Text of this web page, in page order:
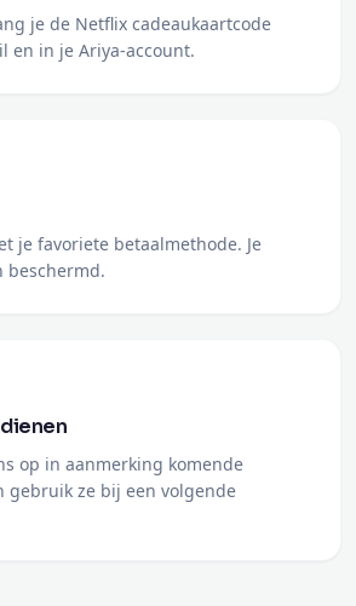
je de Netflix cadeaukaartcode
en in je Ariya-account.
je favoriete betaalmethode. Je
beschermd.
op in aanmerking komende
gebruik ze bij een volgende